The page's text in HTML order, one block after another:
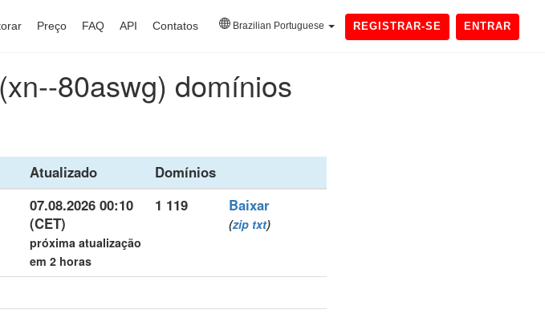
Preço FAQ API Contatos Brazilian Portuguese REGISTRAR-SE ENTRAR
80aswg) domínios
Atualizado
Domínios
07.08.2026 00:10
(CET)
próxima atualização
em 2 horas
1 119 Baixar
(zip txt)